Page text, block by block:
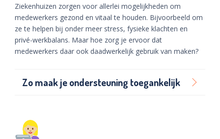
Ziekenhuizen zorgen voor allerlei mogelijkheden om
medewerkers gezond en vitaal te houden. Bijvoorbeeld om
ze te helpen bij onder meer stress, fysieke klachten en
privé-werkbalans. Maar hoe zorg je ervoor dat
medewerkers daar ook daadwerkelijk gebruik van maken?
Zo maak je ondersteuning toegankelijk